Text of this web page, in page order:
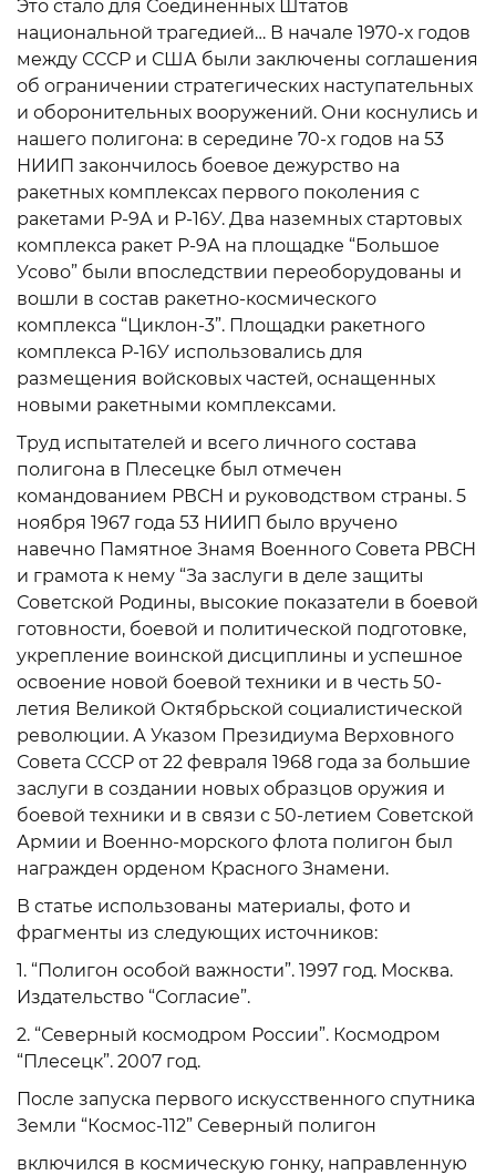
Это стало для Соединенных Штатов
национальной трагедией… В начале 1970-х годов
между СССР и США были заключены соглашения
об ограничении стратегических наступательных
и оборонительных вооружений. Они коснулись и
нашего полигона: в середине 70-х годов на 53
НИИП закончилось боевое дежурство на
ракетных комплексах первого поколения с
ракетами Р-9А и Р-16У. Два наземных стартовых
комплекса ракет Р-9А на площадке “Большое
Усово” были впоследствии переоборудованы и
вошли в состав ракетно-космического
комплекса “Циклон-3”. Площадки ракетного
комплекса Р-16У использовались для
размещения войсковых частей, оснащенных
новыми ракетными комплексами.
Труд испытателей и всего личного состава
полигона в Плесецке был отмечен
командованием РВСН и руководством страны. 5
ноября 1967 года 53 НИИП было вручено
навечно Памятное Знамя Военного Совета РВСН
и грамота к нему “За заслуги в деле защиты
Советской Родины, высокие показатели в боевой
готовности, боевой и политической подготовке,
укрепление воинской дисциплины и успешное
освоение новой боевой техники и в честь 50-
летия Великой Октябрьской социалистической
революции. А Указом Президиума Верховного
Совета СССР от 22 февраля 1968 года за большие
заслуги в создании новых образцов оружия и
боевой техники и в связи с 50-летием Советской
Армии и Военно-морского флота полигон был
награжден орденом Красного Знамени.
В статье использованы материалы, фото и
фрагменты из следующих источников:
1. “Полигон особой важности”. 1997 год. Москва.
Издательство “Согласие”.
2. “Северный космодром России”. Космодром
“Плесецк”. 2007 год.
После запуска первого искусственного спутника
Земли “Космос-112” Северный полигон
включился в космическую гонку, направленную